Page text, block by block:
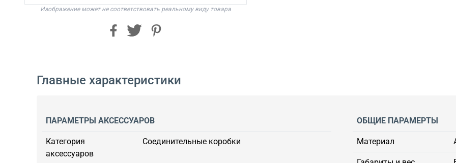
Изображение может не соответствовать реальному виду товара
Главные характеристики
ПАРАМЕТРЫ АКСЕССУАРОВ
Категория
аксессуаров
Соединительные коробки
ОБЩИЕ ПАРАМЕРТЫ
Материал